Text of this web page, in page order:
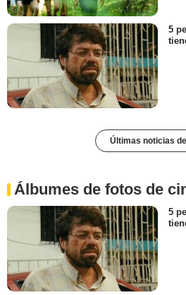
5
Últimas noticias
Álbumes de fotos de
5